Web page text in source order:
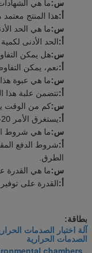
س:ما هي
أ:هذا المنتج
س:ما هي الحد
أ:الحد الأدنى
س:هل يمكن
أ:نعم، يمكن
س:ما هي عبوة هذا
أ:تتضمن علبة هذا
س:كم من الوقت
أ:يستغرق الأمر 20-30 يوماً بعد تأكيد الطلب لتسليم هذا المنتج.
س:ما هي شروط
أ:
الطرق.
س:ما هي القدرة
أ:القدرة على توفير هذا المنتج
بطاقة:
آلة اختبار الصدمات
الصدمات الحرارية